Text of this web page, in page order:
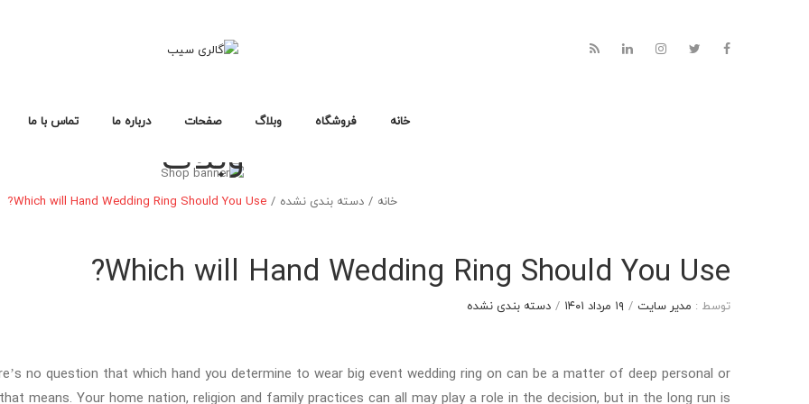
خانه فروشگاه وبلاگ صفحات درباره ما تماس با ما
خانه فروشگاه
وبلاگ
خانه / دسته بندی نشده /
Which will Hand Wedding Ring Should You Use?
Which will Hand Wedding Ring Should You Use?
توسط : مدیر سایت / ۱۹ مرداد ۱۴۰۱ / دسته بندی نشده
no question that which hand you determine to wear big event wedding ring on can be a matter of deep personal or
means. Your home nation, religion and family practices can all may play a role in the decision, but in the long run is